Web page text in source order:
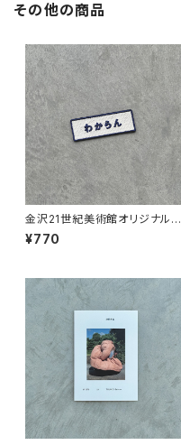
その他の商品
金沢21世紀美術館オリジナル刺
繍ワッペン
¥770